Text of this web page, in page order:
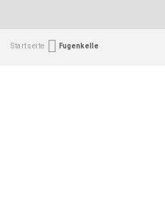
Startseite Fugenkelle